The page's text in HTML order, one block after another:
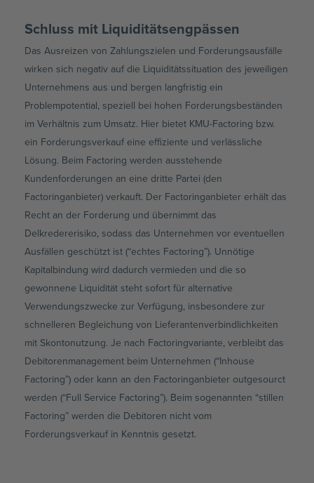
Schluss mit Liquiditätsengpässen
Das Ausreizen von Zahlungszielen und Forderungsausfälle
wirken sich negativ auf die Liquiditätssituation des jeweiligen
Unternehmens aus und bergen langfristig ein
Problempotential, speziell bei hohen Forderungsbeständen
im Verhältnis zum Umsatz. Hier bietet KMU-Factoring bzw.
ein Forderungsverkauf eine effiziente und verlässliche
Lösung. Beim Factoring werden ausstehende
Kundenforderungen an eine dritte Partei (den
Factoringanbieter) verkauft. Der Factoringanbieter erhält das
Recht an der Forderung und übernimmt das
Delkredererisiko, sodass das Unternehmen vor eventuellen
Ausfällen geschützt ist (“echtes Factoring”). Unnötige
Kapitalbindung wird dadurch vermieden und die so
gewonnene Liquidität steht sofort für alternative
Verwendungszwecke zur Verfügung, insbesondere zur
schnelleren Begleichung von Lieferantenverbindlichkeiten
mit Skontonutzung. Je nach Factoringvariante, verbleibt das
Debitorenmanagement beim Unternehmen (“Inhouse
Factoring”) oder kann an den Factoringanbieter outgesourct
werden (“Full Service Factoring”). Beim sogenannten “stillen
Factoring” werden die Debitoren nicht vom
Forderungsverkauf in Kenntnis gesetzt.